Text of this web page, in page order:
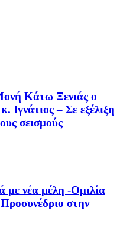
Κάτω Ξενιάς ο
Ιγνάτιος – Σε εξέλιξη
σεισμούς
με νέα μέλη -Ομιλία
στην